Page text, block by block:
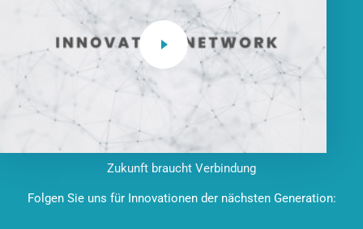
Zukunft braucht Verbindung
Folgen Sie uns für Innovationen der nächsten Generation: